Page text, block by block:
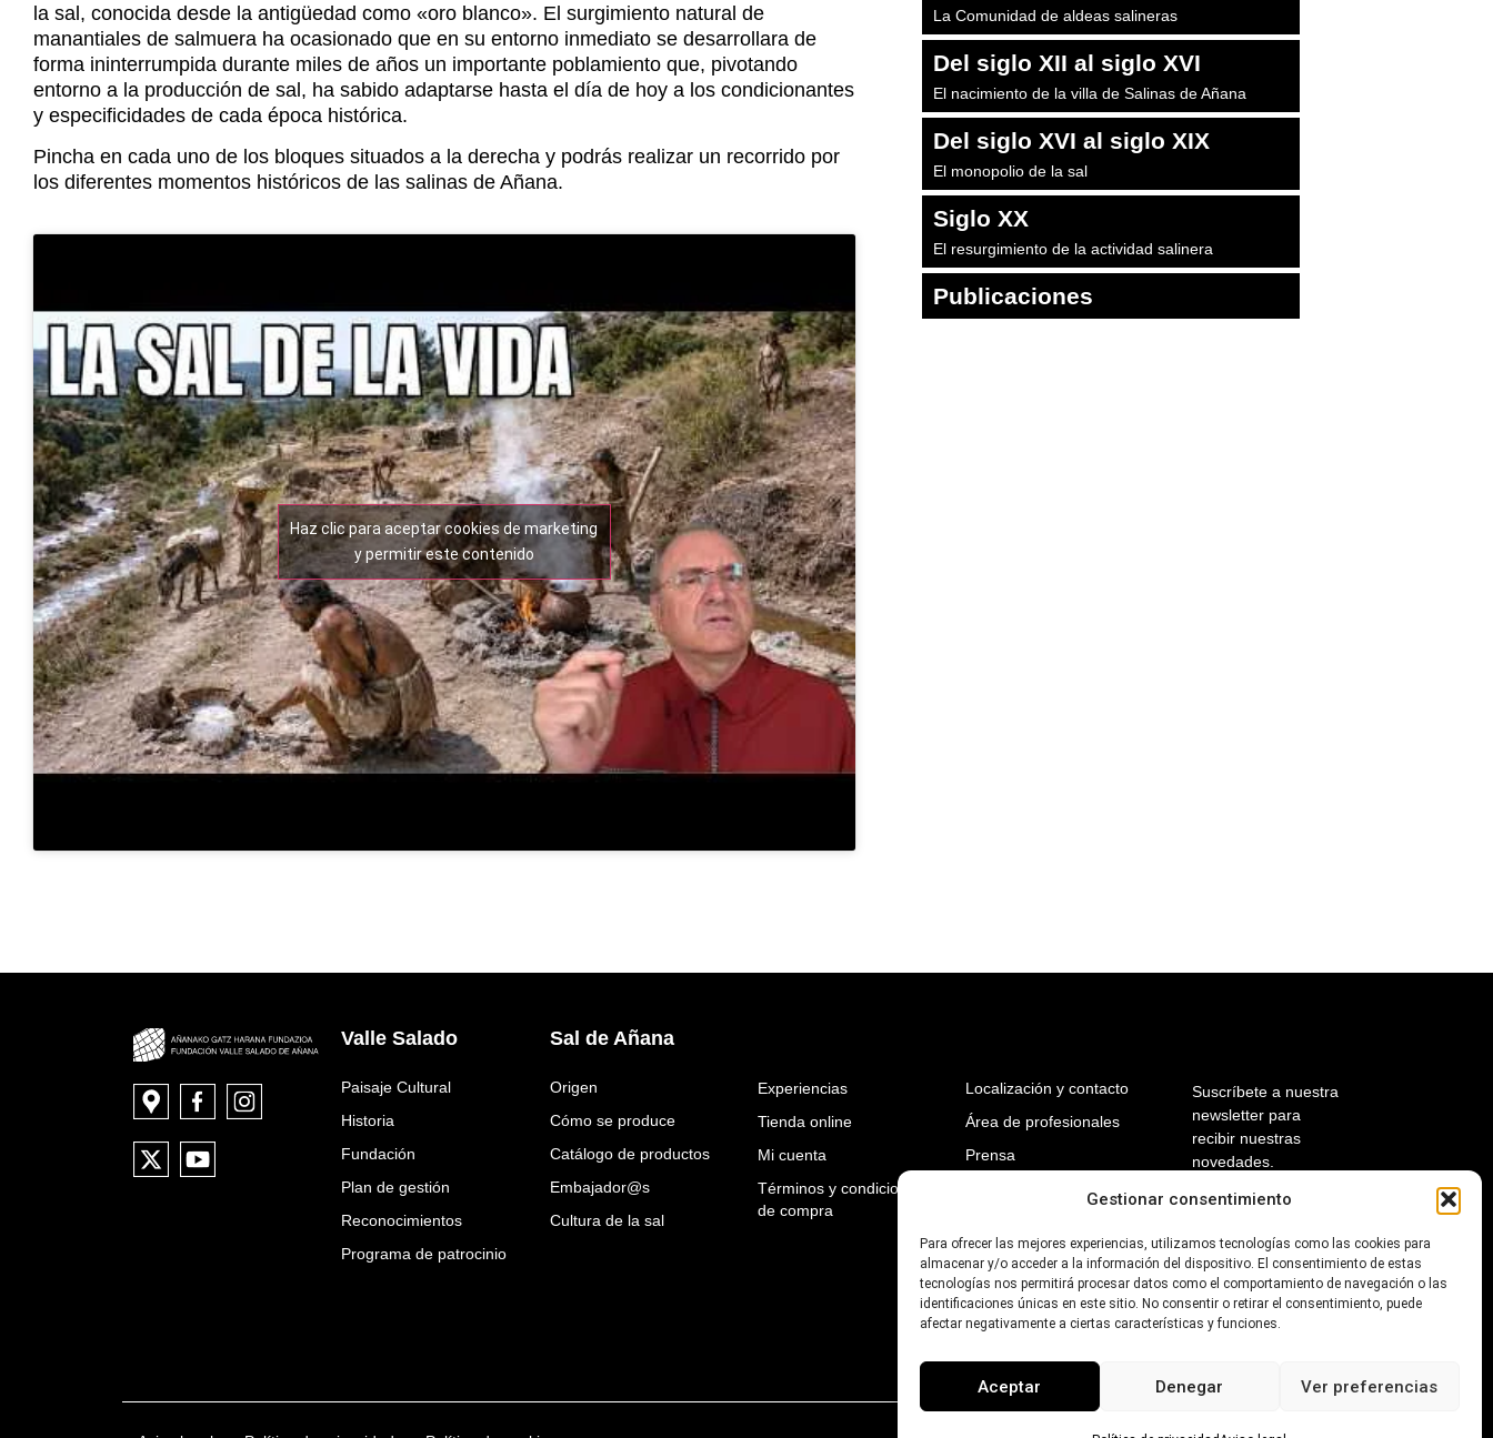
Gestionar consentimiento
Para ofrecer las mejores experiencias, utilizamos tecnologías como las cookies para
almacenar y/o acceder a la información del dispositivo. El consentimiento de estas
tecnologías nos permitirá procesar datos como el comportamiento de navegación o las
identificaciones únicas en este sitio. No consentir o retirar el consentimiento, puede
afectar negativamente a ciertas características y funciones.
Aceptar Denegar Ver preferencias
la sal, conocida desde la antigüedad como «oro blanco». El surgimiento natural de
manantiales de salmuera ha ocasionado que en su entorno inmediato se desarrollara de
forma ininterrumpida durante miles de años un importante poblamiento que, pivotando
entorno a la producción de sal, ha sabido adaptarse hasta el día de hoy a los condicionantes
y especificidades de cada época histórica.
Pincha en cada uno de los bloques situados a la derecha y podrás realizar un recorrido por
los diferentes momentos históricos de las salinas de Añana.
Haz clic para aceptar cookies de marketing
y permitir este contenido
La Comunidad de aldeas salineras
Del siglo XII al siglo XVI
El nacimiento de la villa de Salinas de Añana
Del siglo XVI al siglo XIX
El monopolio de la sal
Siglo XX
El resurgimiento de la actividad salinera
Publicaciones
Valle Salado
Paisaje Cultural
Historia
Fundación
Plan de gestión
Reconocimientos
Programa de patrocinio
Sal de Añana
Origen
Cómo se produce
Catálogo de productos
Embajador@s
Cultura de la sal
Experiencias
Tienda online
Mi cuenta
Términos y condiciones
de compra
Localización y contacto
Área de profesionales
Prensa
Suscríbete a nuestra
newsletter para
recibir nuestras
novedades.
Introduce tu